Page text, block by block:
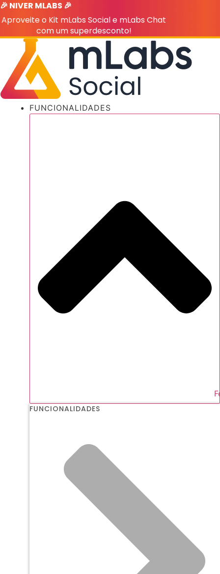
Ir
para
conteúdo
🎉 NIVER MLABS 🎉
Aproveite o Kit mLabs Social e mLabs Chat
com um superdesconto!
FUNCIONALIDADES
FUNCIONALIDADES